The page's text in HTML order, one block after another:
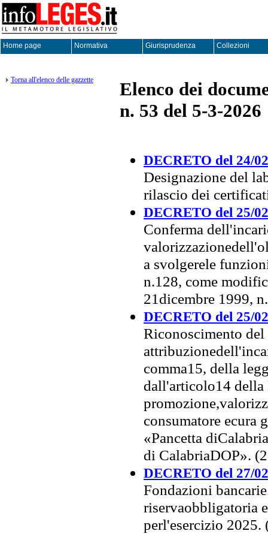
Home page Normativa Giurisprudenza Collezioni
Torna all'elenco delle gazzette
Elenco dei
n. 53 del 5-3-2026
DECRETO del 24/
Designazione del
rilascio dei
DECRETO del 25/
Conferma
a svolgerele
n.128, come
21dicembre 1999,
DECRETO del 25/
Riconoscimento
comma15, della
dall'articolo14 della
consumatore ecura
«Pancetta
di CalabriaDOP».
DECRETO del 27/
Fondazioni
riservaobbligatoria
perl'esercizio 2025.